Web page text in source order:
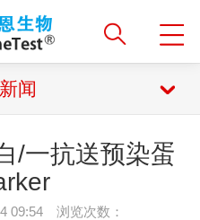
闻
/一抗送预染蛋
09:54 浏览次数：